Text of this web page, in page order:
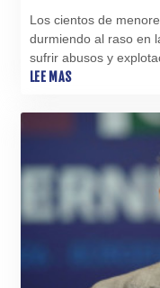
Los cientos de
durmiendo al raso en
sufrir abusos y
desatada hace una
ayuda.
LEE MAS